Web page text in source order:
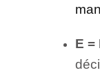
E